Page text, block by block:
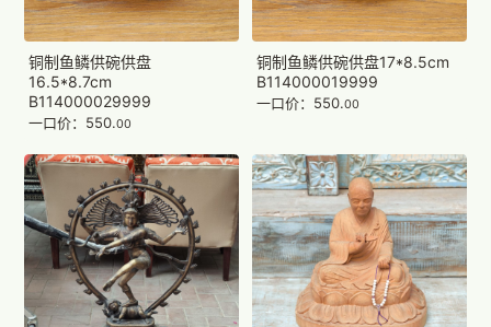
铜制鱼鳞供碗供盘
16.5*8.7cm
B114000029999
一口价：550.00
铜制鱼鳞供碗供盘17*8.5cm
B114000019999
一口价：550.00